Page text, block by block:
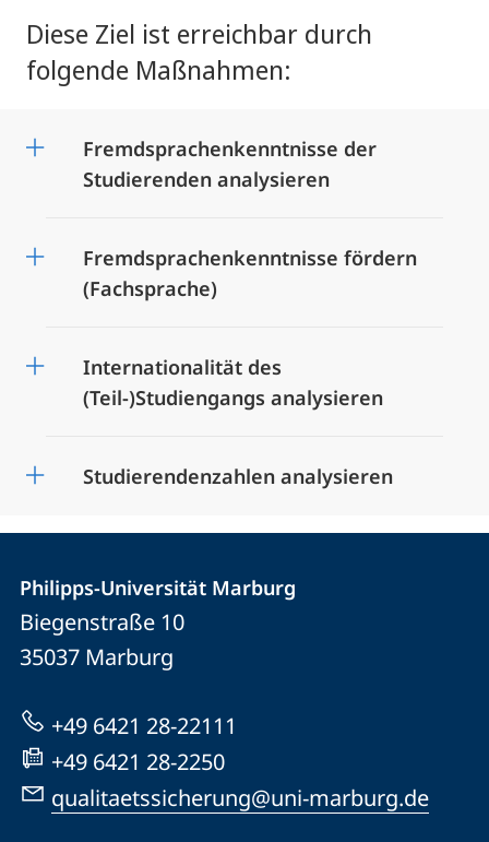
Diese Ziel ist erreichbar durch
folgende Maßnahmen:
Fremdsprachenkenntnisse der
Studierenden analysieren
Fremdsprachenkenntnisse fördern
(Fachsprache)
Internationalität des
(Teil-)Studiengangs analysieren
Studierendenzahlen analysieren
und
Informationen
Website
der
Universität
Marburg
Philipps-Universität Marburg
Biegenstraße 10
35037 Marburg
+49 6421 28-22111
+49 6421 28-2250
qualitaetssicherung@uni-marburg.de